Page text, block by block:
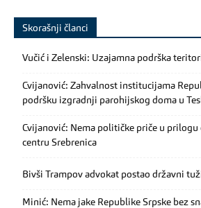
Skorašnji članci
Vučić i Zelenski: Uzajamna podrška
Cvijanović: Zahvalnost institucijama
podršku izgradnji parohijskog doma u
Cvijanović: Nema političke priče u
centru Srebrenica
Bivši Trampov advokat postao državni
Minić: Nema jake Republike Srpske bez